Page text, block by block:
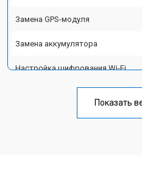
Замена GPS-модуля
Замена аккумулятора
Настройка шифрования Wi-Fi
Замена материнской платы
Показать